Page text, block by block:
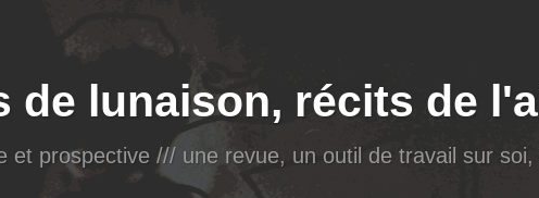
de lunaison, récits de
et prospective /// une revue, un outil de travail sur